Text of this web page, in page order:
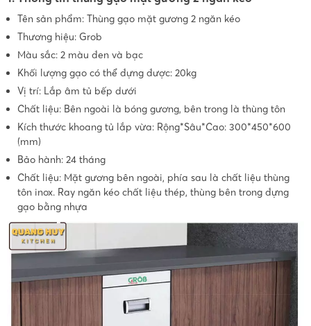
Tên sản phẩm: Thùng gạo mặt gương 2 ngăn kéo
Thương hiệu: Grob
Màu sắc: 2 màu đen và bạc
Khối lượng gạo có thể đựng được: 20kg
Vị trí: Lắp âm tủ bếp dưới
Chất liệu: Bên ngoài là bóng gương, bên trong là thùng tôn
Kích thước khoang tủ lắp vừa: Rộng*Sâu*Cao: 300*450*600
(mm)
Bảo hành: 24 tháng
Chất liệu: Mặt gương bên ngoài, phía sau là chất liệu thùng
tôn inox. Ray ngăn kéo chất liệu thép, thùng bên trong đựng
gạo bằng nhựa